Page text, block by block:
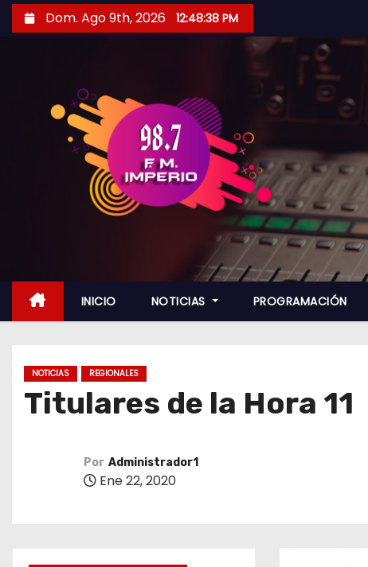
i
Dom. Ago 9th, 2026 12:48:39 PM
INICIO NOTICIAS PROGRAMACIÓN
NOTICIAS REGIONALES
Titulares de la Hora 11
Por Administrador1
Ene 22, 2020